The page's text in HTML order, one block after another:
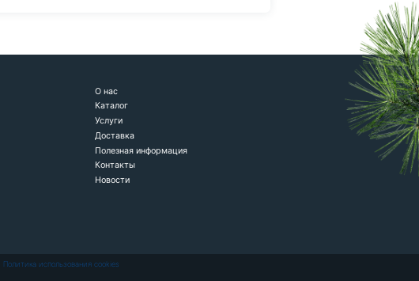
О нас
Каталог
Услуги
Доставка
Полезная информация
Контакты
Новости
Политика использования cookies